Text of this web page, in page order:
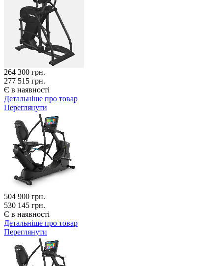
264 300 грн.
277 515 грн.
Є в наявності
Детальніше про товар
Переглянути
504 900 грн.
530 145 грн.
Є в наявності
Детальніше про товар
Переглянути